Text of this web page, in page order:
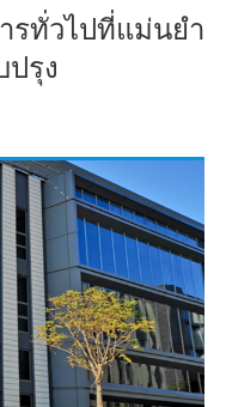
ทั่วไปที่แม่นยำ
ปรุง